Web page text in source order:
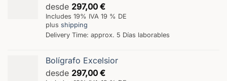
desde 297,00 €
Includes 19% IVA 19 % DE
plus shipping
Delivery Time: approx. 5 Días laborables
Bolígrafo Excelsior
desde 297,00 €